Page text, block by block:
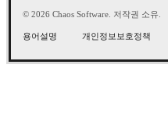
© 2026 Chaos Software. 저작권 소유.
용어설명 개인정보보호정책